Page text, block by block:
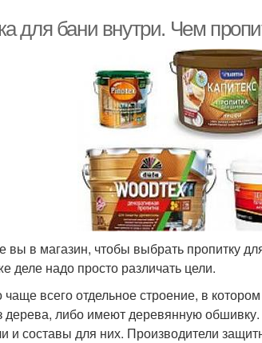
для бани внутри. Чем
вы в магазин, чтобы выбрать пропитку
деле надо просто различать цели.
всего отдельное строение, в
дерева, либо имеют деревянную
и составы для них. Производители